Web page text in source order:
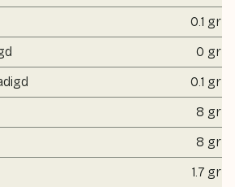
0.1 gr
0 gr
0.1 gr
8 gr
8 gr
1.7 gr